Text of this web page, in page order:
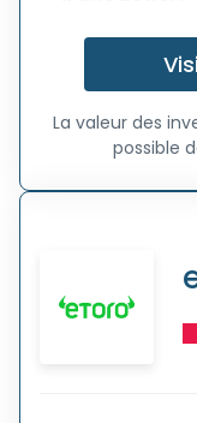
La valeur des
possible